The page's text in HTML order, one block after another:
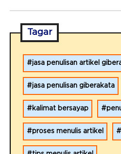
Tagar
jasa penulisan artikel
jasa penulisan giberakata
kalimat bersayap
proses menulis artikel